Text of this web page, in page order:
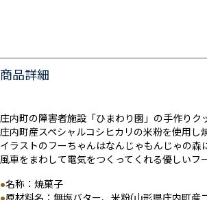
商品詳細
庄内町の障害者施設「ひまわり園」の手作りク
庄内町産スペシャルコシヒカリの米粉を使用し
イラストのフーちゃんはなんじゃもんじゃの森
風車をまわして電気をつくってくれる優しいフ
●名称：焼菓子